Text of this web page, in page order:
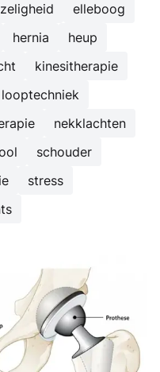
elleboog
hernia
heup
kinesitherapie
looptechniek
nekklachten
schouder
stress